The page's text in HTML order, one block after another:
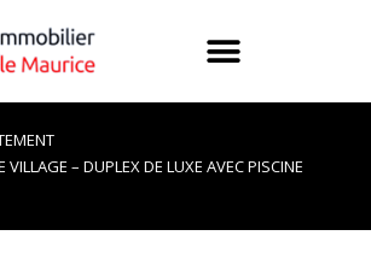
VILLAGE – DUPLEX DE LUXE AVEC PISCINE